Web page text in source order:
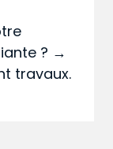
? →
travaux.